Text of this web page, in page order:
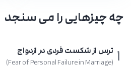
چه چیزهایی را می سنجد
1 ترس از شکست فردی در ازدواج
(Fear of Personal Failure in Marriage)